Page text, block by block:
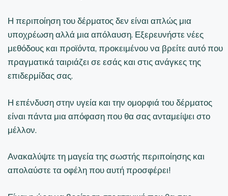
Η περιποίηση του δέρματος δεν είναι απλώς μια
υποχρέωση αλλά μια απόλαυση. Εξερευνήστε νέες
μεθόδους και προϊόντα, προκειμένου να βρείτε αυτό που
πραγματικά ταιριάζει σε εσάς και στις ανάγκες της
επιδερμίδας σας.
Η επένδυση στην υγεία και την ομορφιά του δέρματος
είναι πάντα μια απόφαση που θα σας ανταμείψει στο
μέλλον.
Ανακαλύψτε τη μαγεία της σωστής περιποίησης και
απολαύστε τα οφέλη που αυτή προσφέρει!